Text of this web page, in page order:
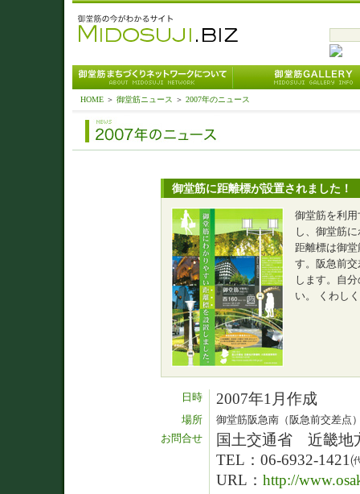
HOME ＞ 御堂筋ニュース ＞ 2007年のニュース
御堂筋に距離標が設置されました！
御堂筋を利
し、御堂筋
距離標は御
す。阪急前
します。自
い。 くわし
日時 2007年1月作成
場所
御堂筋阪急南（阪急前交差点
お問合せ
国土交通省 近畿地
TEL：06-6932-1421
URL： http://